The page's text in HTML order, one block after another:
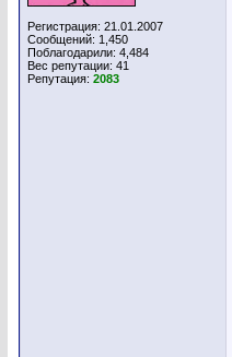
Регистрация: 21.01.2007
Сообщений: 1,450
Поблагодарили: 4,484
Вес репутации: 41
Репутация: 2083